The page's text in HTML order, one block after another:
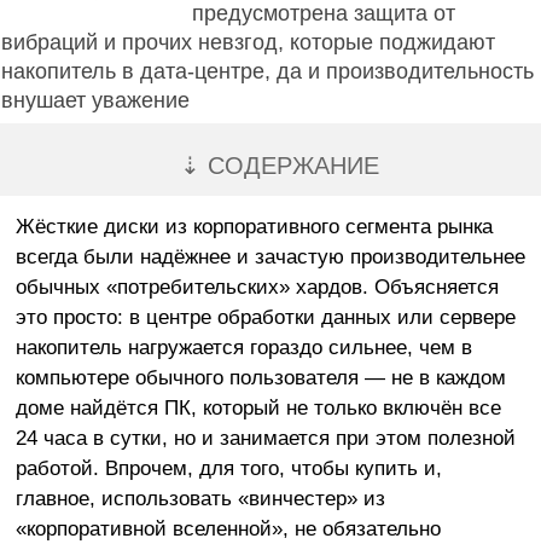
предусмотрена защита от
вибраций и прочих невзгод, которые поджидают
накопитель в дата-центре, да и производительность
внушает уважение
⇣ СОДЕРЖАНИЕ
Жёсткие диски из корпоративного сегмента рынка
всегда были надёжнее и зачастую производительнее
обычных «потребительских» хардов. Объясняется
это просто: в центре обработки данных или сервере
накопитель нагружается гораздо сильнее, чем в
компьютере обычного пользователя — не в каждом
доме найдётся ПК, который не только включён все
24 часа в сутки, но и занимается при этом полезной
работой. Впрочем, для того, чтобы купить и,
главное, использовать «винчестер» из
«корпоративной вселенной», не обязательно